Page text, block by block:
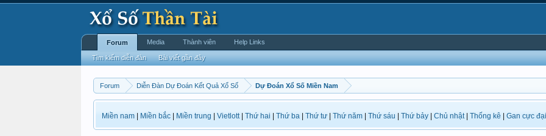
Forum Diễn Đàn Dự Đoán Kết Quả Xổ Số Dự Đoán Xổ Số Miền Nam
Miền nam Miền bắc Miền trung Vietlott| Thứ hai Thứ ba Thứ tư Thứ năm Thứ sáu Thứ bảy Chủ nhật| Thống kê Gan cực đại
Forum
Tìm kiếm diễn đàn Bài viết gần đây
Media Thành viên Help Links